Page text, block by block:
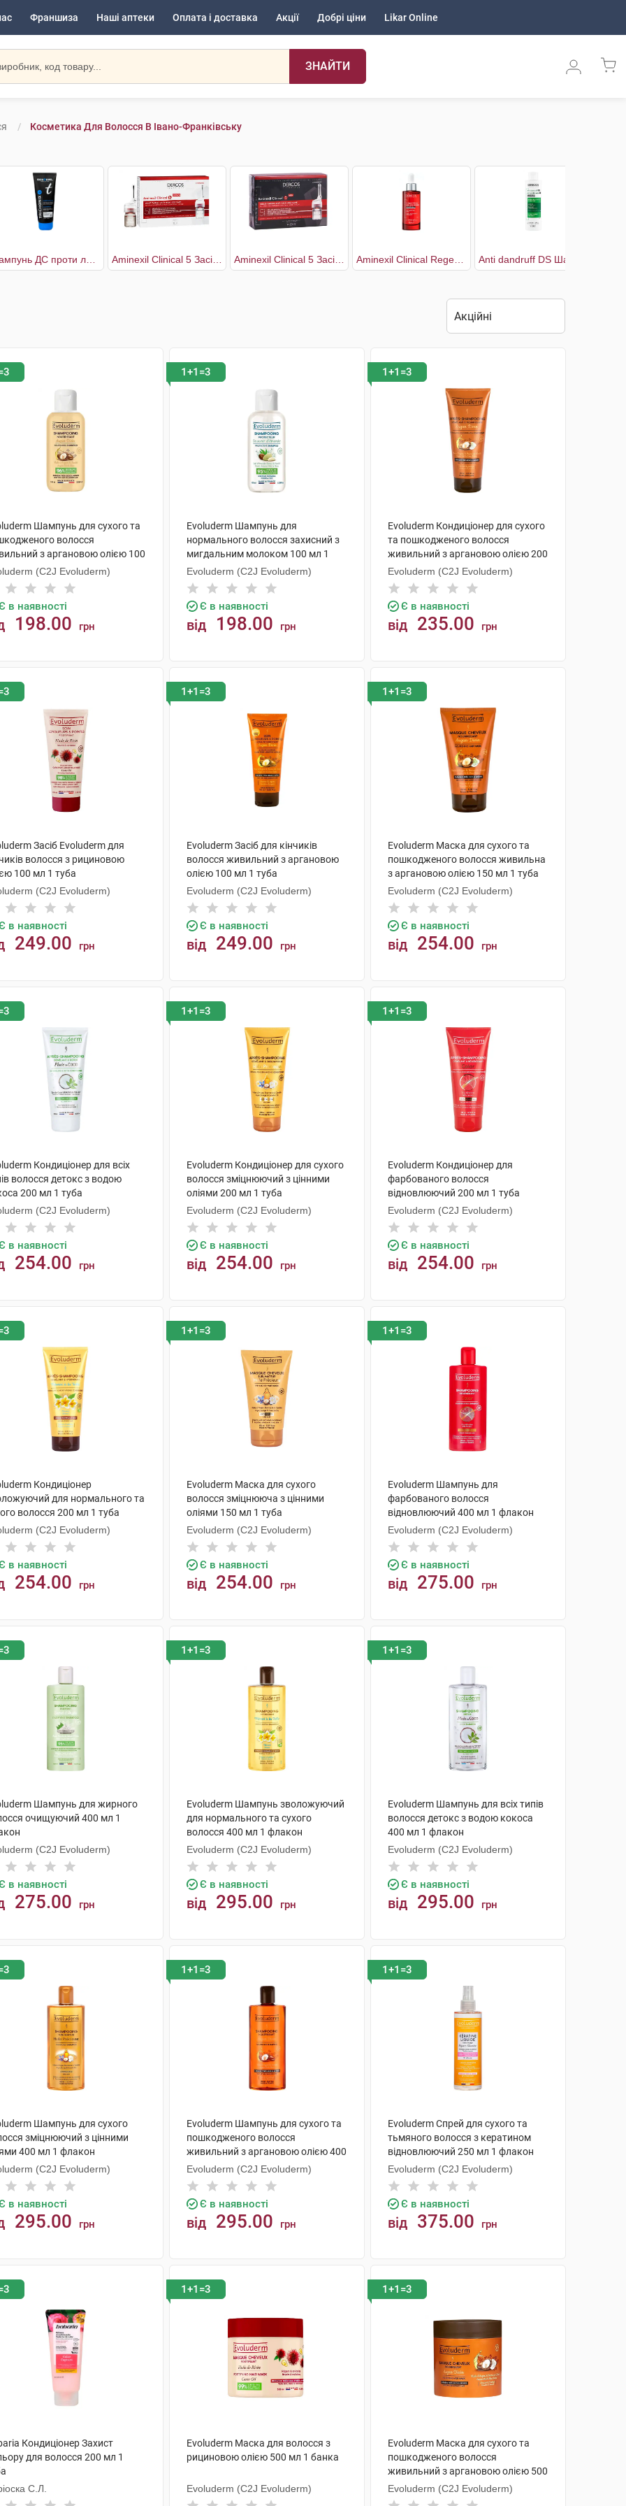
Франшиза Наші аптеки Оплата і доставка Акції Добрі ціни Likar Online
ЗНАЙТИ
Косметика Для Волосся В Івано-Франківську
Шампунь для сухого та
волосся
з аргановою олією 100
флакон(C2J Evoluderm)
в наявності
198.00 грн
1+1=3
Evoluderm Шампунь для
нормального волосся захисний з
мигдальним молоком 100 мл 1
флакон
Evoluderm (C2J Evoluderm)
Є в наявності
від 198.00 грн
1+1=3
Evoluderm Кондиціонер для сухого
та пошкодженого волосся
живильний з аргановою олією 200
мл 1 туба
Evoluderm (C2J Evoluderm)
Є в наявності
від 235.00 грн
Засіб Evoluderm для
волосся з рициновою
100 мл 1 туба
(C2J Evoluderm)
в наявності
249.00 грн
1+1=3
Evoluderm Засіб для кінчиків
волосся живильний з аргановою
олією 100 мл 1 туба
Evoluderm (C2J Evoluderm)
Є в наявності
від 249.00 грн
1+1=3
Evoluderm Маска для сухого та
пошкодженого волосся живильна
з аргановою олією 150 мл 1 туба
Evoluderm (C2J Evoluderm)
Є в наявності
від 254.00 грн
Кондиціонер для всіх
волосся детокс з водою
200 мл 1 туба
(C2J Evoluderm)
в наявності
254.00 грн
1+1=3
Evoluderm Кондиціонер для сухого
волосся зміцнюючий з цінними
оліями 200 мл 1 туба
Evoluderm (C2J Evoluderm)
Є в наявності
від 254.00 грн
1+1=3
Evoluderm Кондиціонер для
фарбованого волосся
відновлюючий 200 мл 1 туба
Evoluderm (C2J Evoluderm)
Є в наявності
від 254.00 грн
Кондиціонер
для нормального та
волосся 200 мл 1 туба
(C2J Evoluderm)
в наявності
254.00 грн
1+1=3
Evoluderm Маска для сухого
волосся зміцнююча з цінними
оліями 150 мл 1 туба
Evoluderm (C2J Evoluderm)
Є в наявності
від 254.00 грн
1+1=3
Evoluderm Шампунь для
фарбованого волосся
відновлюючий 400 мл 1 флакон
Evoluderm (C2J Evoluderm)
Є в наявності
від 275.00 грн
Шампунь для жирного
очищуючий 400 мл 1
(C2J Evoluderm)
в наявності
275.00 грн
1+1=3
Evoluderm Шампунь зволожуючий
для нормального та сухого
волосся 400 мл 1 флакон
Evoluderm (C2J Evoluderm)
Є в наявності
від 295.00 грн
1+1=3
Evoluderm Шампунь для всіх типів
волосся детокс з водою кокоса
400 мл 1 флакон
Evoluderm (C2J Evoluderm)
Є в наявності
від 295.00 грн
Шампунь для сухого
зміцнюючий з цінними
400 мл 1 флакон
(C2J Evoluderm)
в наявності
295.00 грн
1+1=3
Evoluderm Шампунь для сухого та
пошкодженого волосся
живильний з аргановою олією 400
мл 1 флакон
Evoluderm (C2J Evoluderm)
Є в наявності
від 295.00 грн
1+1=3
Evoluderm Спрей для сухого та
тьмяного волосся з кератином
відновлюючий 250 мл 1 флакон
Evoluderm (C2J Evoluderm)
Є в наявності
від 375.00 грн
Кондиціонер Захист
для волосся 200 мл 1
С.Л.
1+1=3
Evoluderm Маска для волосся з
рициновою олією 500 мл 1 банка
Evoluderm (C2J Evoluderm)
1+1=3
Evoluderm Маска для сухого та
пошкодженого волосся
живильний з аргановою олією 500
мл 1 банка
Evoluderm (C2J Evoluderm)